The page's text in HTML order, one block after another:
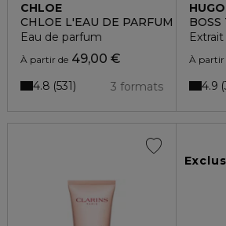
CHLOE
CHLOE L'EAU DE PARFUM
Eau de parfum
À partir de 49,00 €
3 formats
4.8 531
À partir
4.9